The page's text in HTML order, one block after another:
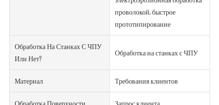
проволокой, быстрое
прототипирование
Обработка На Станках С ЧПУ
Или Нет?
Обработка на станках с ЧПУ
Материал Требования клиентов